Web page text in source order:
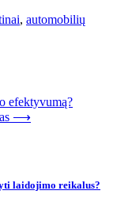
, automobilių
efektyvumą?
⟶
laidojimo reikalus?